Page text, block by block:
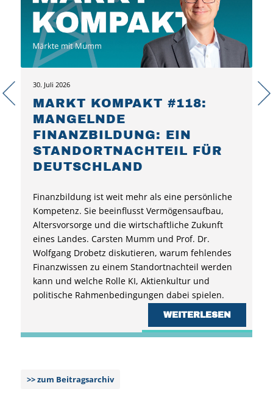
MARKT KOMPAKT #118:
MANGELNDE
FINANZBILDUNG: EIN
STANDORTNACHTEIL FÜR
DEUTSCHLAND
Finanzbildung ist weit mehr als eine persönliche
Kompetenz. Sie beeinflusst Vermögensaufbau,
Altersvorsorge und die wirtschaftliche Zukunft
eines Landes. Carsten Mumm und Prof. Dr.
Wolfgang Drobetz diskutieren, warum fehlendes
Finanzwissen zu einem Standortnachteil werden
kann und welche Rolle KI, Aktienkultur und
politische Rahmenbedingungen dabei spielen.
WEITERLESEN
30. Juli 2026
zum Beitragsarchiv